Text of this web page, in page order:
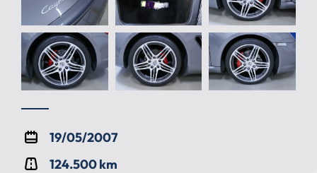
19/05/2007
124.500 km